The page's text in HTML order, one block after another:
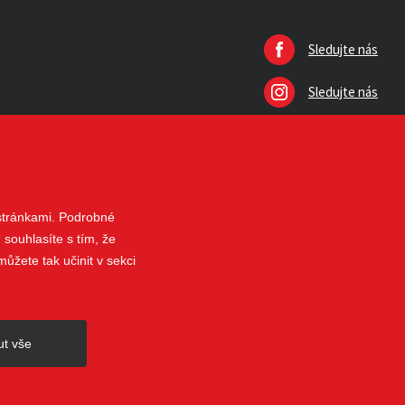
Sledujte nás
Sledujte nás
Podrobné
souhlasíte s tím, že
tak učinit v sekci
vše